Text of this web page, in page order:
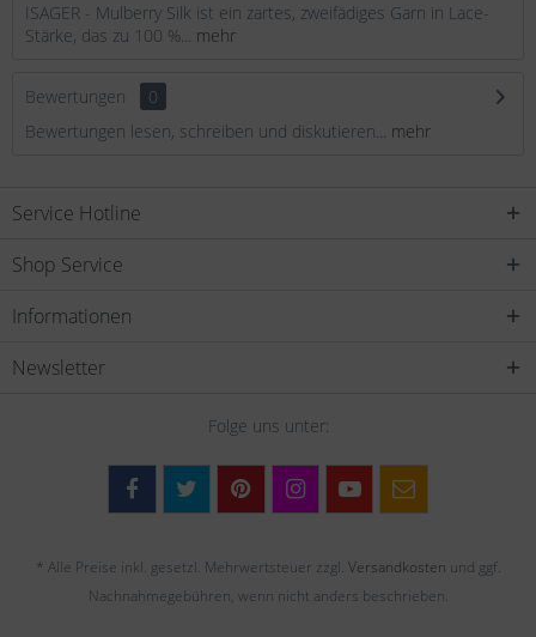
ISAGER - Mulberry Silk ist ein zartes, zweifädiges Garn in Lace-
Stärke, das zu 100 %... mehr
Bewertungen
0
Bewertungen lesen, schreiben und diskutieren... mehr
Service Hotline
Shop Service
Informationen
Newsletter
Folge uns unter:
* Alle Preise inkl. gesetzl. Mehrwertsteuer zzgl. Versandkosten und ggf.
Nachnahmegebühren, wenn nicht anders beschrieben.